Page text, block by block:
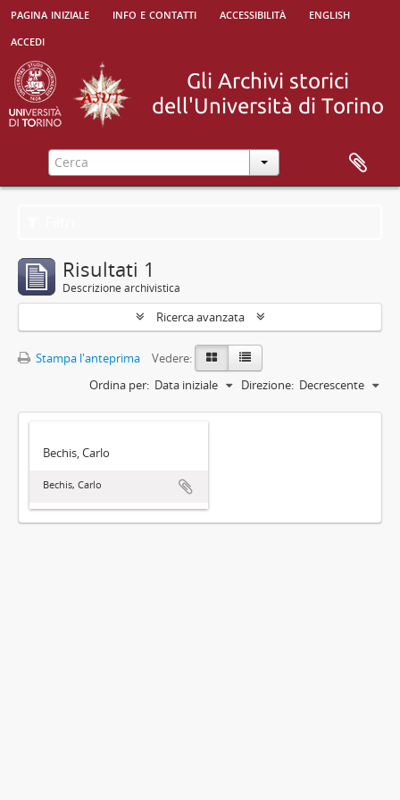
pagina iniziale info e contatti accessibilità
english
accedi
Risultati 1
Descrizione archivistica
Ricerca avanzata
Stampa l'anteprima
Vedere:
Ordina per: Data iniziale Direzione: Decrescente
Bechis, Carlo
Bechis, Carlo